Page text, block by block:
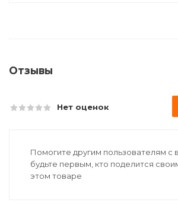
Отзывы
Нет оценок
Помогите другим пользователям с
будьте первым, кто поделится
этом товаре